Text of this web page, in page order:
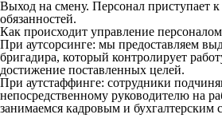
Выход на смену. Персонал приступает
обязанностей.
Как происходит управление
При аутсорсинге: мы предоставляем
бригадира, который контролирует
достижение поставленных целей.
При аутстаффинге: сотрудники
непосредственному руководителю на
занимаемся кадровым и бухгалтерским